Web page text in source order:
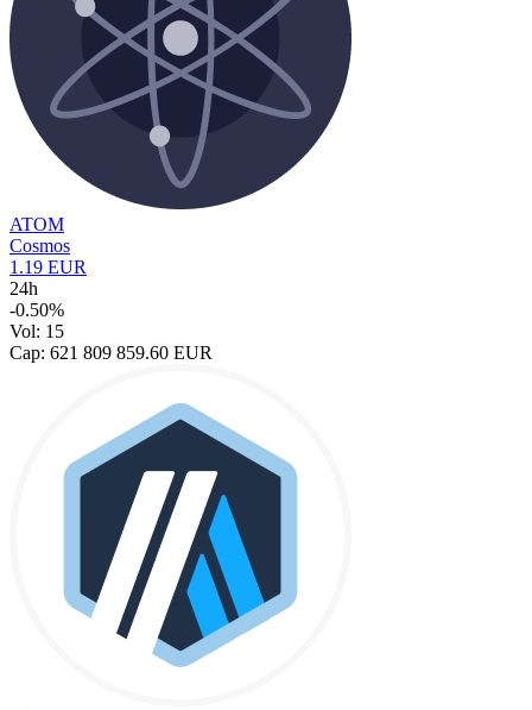
ATOM
Cosmos
1.19 EUR
24h
-0.50%
Vol: 15
Cap: 621 809 859.60 EUR